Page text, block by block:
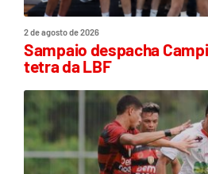
2 de agosto de 2026
Sampaio despacha
tetra da LBF